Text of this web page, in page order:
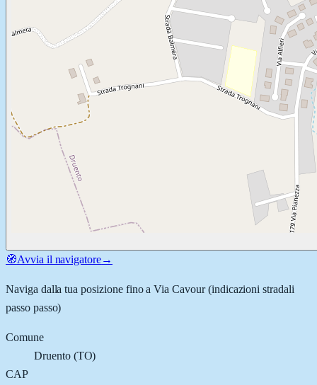
🧭Avvia il navigatore→
Naviga dalla tua posizione fino aVia Cavour(indicazioni stradali
passo passo)
Comune
Druento(TO)
CAP